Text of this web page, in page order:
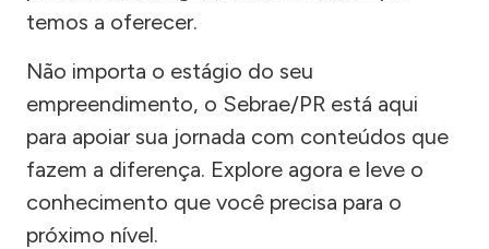
temos a oferecer.
Não importa o estágio do seu
empreendimento, o Sebrae/PR está aqui
para apoiar sua jornada com conteúdos que
fazem a diferença. Explore agora e leve o
conhecimento que você precisa para o
próximo nível.